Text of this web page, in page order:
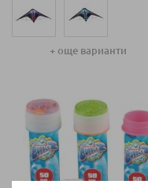
+ още варианти